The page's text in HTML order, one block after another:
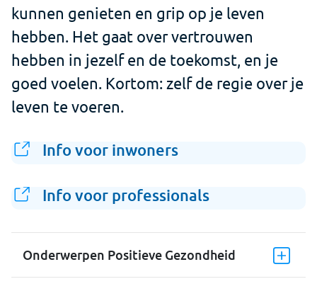
kunnen genieten en grip op je leven
hebben. Het gaat over vertrouwen
hebben in jezelf en de toekomst, en je
goed voelen. Kortom: zelf de regie over je
leven te voeren.
Info voor inwoners
Info voor professionals
Onderwerpen Positieve Gezondheid